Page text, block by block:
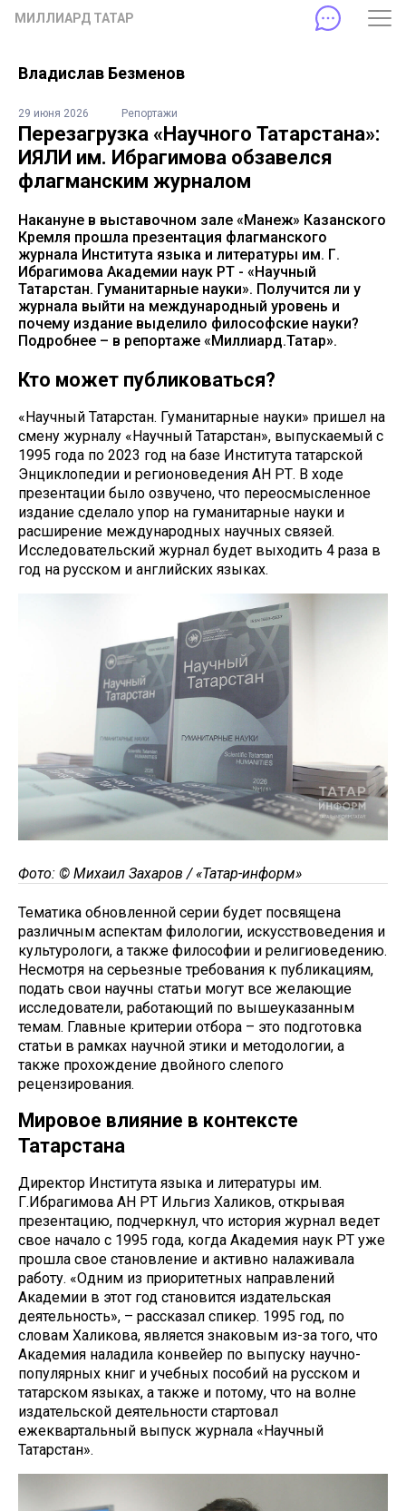
МИЛЛИАРД ТАТАР
Владислав Безменов
29 июня 2026 Репортажи
Перезагрузка «Научного Татарстана»:
ИЯЛИ им. Ибрагимова обзавелся
флагманским журналом
Накануне в выставочном зале «Манеж» Казанского
Кремля прошла презентация флагманского
журнала Института языка и литературы им. Г.
Ибрагимова Академии наук РТ - «Научный
Татарстан. Гуманитарные науки». Получится ли у
журнала выйти на международный уровень и
почему издание выделило философские науки?
Подробнее – в репортаже «Миллиард.Татар».
Кто может публиковаться?
«Научный Татарстан. Гуманитарные науки» пришел на
смену журналу «Научный Татарстан», выпускаемый с
1995 года по 2023 год на базе Института татарской
Энциклопедии и регионоведения АН РТ. В ходе
презентации было озвучено, что переосмысленное
издание сделало упор на гуманитарные науки и
расширение международных научных связей.
Исследовательский журнал будет выходить 4 раза в
год на русском и английских языках.
Фото: © Михаил Захаров / «Татар-информ»
Тематика обновленной серии будет посвящена
различным аспектам филологии, искусствоведения и
культурологи, а также философии и религиоведению.
Несмотря на серьезные требования к публикациям,
подать свои научны статьи могут все желающие
исследователи, работающий по вышеуказанным
темам. Главные критерии отбора – это подготовка
статьи в рамках научной этики и методологии, а
также прохождение двойного слепого
рецензирования.
Мировое влияние в контексте
Татарстана
Директор Института языка и литературы им.
Г.Ибрагимова АН РТ Ильгиз Халиков, открывая
презентацию, подчеркнул, что история журнал ведет
свое начало с 1995 года, когда Академия наук РТ уже
прошла свое становление и активно налаживала
работу. «Одним из приоритетных направлений
Академии в этот год становится издательская
деятельность», – рассказал спикер. 1995 год, по
словам Халикова, является знаковым из-за того, что
Академия наладила конвейер по выпуску научно-
популярных книг и учебных пособий на русском и
татарском языках, а также и потому, что на волне
издательской деятельности стартовал
ежеквартальный выпуск журнала «Научный
Татарстан».